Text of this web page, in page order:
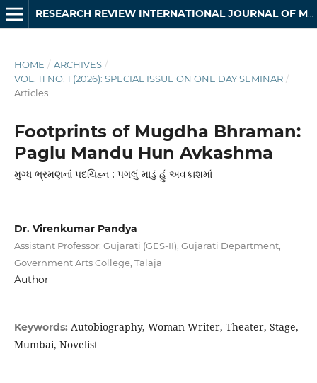
RESEARCH REVIEW INTERNATIONAL JOURNAL OF MULTIDISCIPLINARY
HOME / ARCHIVES /
VOL. 11 NO. 1 (2026): SPECIAL ISSUE ON ONE DAY SEMINAR /
Articles
Footprints of Mugdha Bhraman:
Paglu Mandu Hun Avkashma
મુગ્ધ ભ્રમણનાં પદચિહ્ન : પગલું માડું હું અવકાશમાં
Dr. Virenkumar Pandya
Assistant Professor: Gujarati (GES-II), Gujarati Department,
Government Arts College, Talaja
Author
Keywords: Autobiography, Woman Writer, Theater, Stage,
Mumbai, Novelist